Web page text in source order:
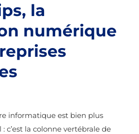
la
numérique
informatique est bien plus
c’est la colonne vertébrale de